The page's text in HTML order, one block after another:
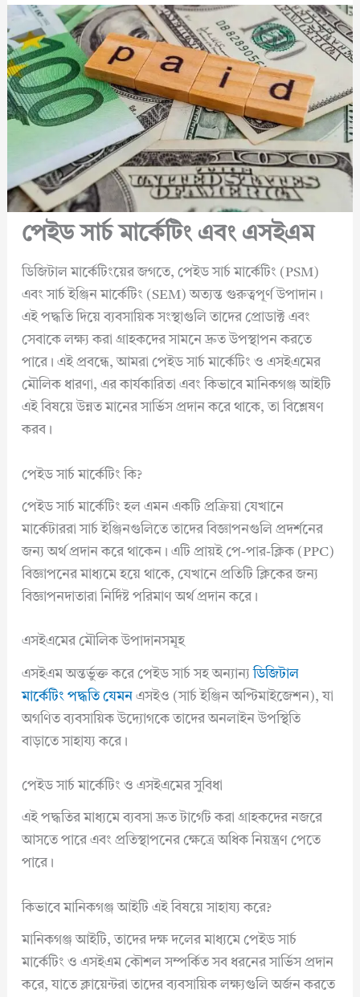
পেইড সার্চ মার্কেটিং এবং এসইএম
ডিজিটাল মার্কেটিংয়ের জগতে, পেইড সার্চ মার্কেটিং (PSM)
এবং সার্চ ইঞ্জিন মার্কেটিং (SEM) অত্যন্ত গুরুত্বপূর্ণ উপাদান।
এই পদ্ধতি দিয়ে ব্যবসায়িক সংস্থাগুলি তাদের প্রোডাক্ট এবং
সেবাকে লক্ষ্য করা গ্রাহকদের সামনে দ্রুত উপস্থাপন করতে
পারে। এই প্রবন্ধে, আমরা পেইড সার্চ মার্কেটিং ও এসইএমের
মৌলিক ধারণা, এর কার্যকারিতা এবং কিভাবে মানিকগঞ্জ আইটি
এই বিষয়ে উন্নত মানের সার্ভিস প্রদান করে থাকে, তা বিশ্লেষণ
করব।
পেইড সার্চ মার্কেটিং কি?
পেইড সার্চ মার্কেটিং হল এমন একটি প্রক্রিয়া যেখানে
মার্কেটাররা সার্চ ইঞ্জিনগুলিতে তাদের বিজ্ঞাপনগুলি প্রদর্শনের
জন্য অর্থ প্রদান করে থাকেন। এটি প্রায়ই পে-পার-ক্লিক (PPC)
বিজ্ঞাপনের মাধ্যমে হয়ে থাকে, যেখানে প্রতিটি ক্লিকের জন্য
বিজ্ঞাপনদাতারা নির্দিষ্ট পরিমাণ অর্থ প্রদান করে।
এসইএমের মৌলিক উপাদানসমূহ
এসইএম অন্তর্ভুক্ত করে পেইড সার্চ সহ অন্যান্যডিজিটাল
মার্কেটিং পদ্ধতি যেমনএসইও (সার্চ ইঞ্জিন অপ্টিমাইজেশন), যা
অগণিত ব্যবসায়িক উদ্যোগকে তাদের অনলাইন উপস্থিতি
বাড়াতে সাহায্য করে।
পেইড সার্চ মার্কেটিং ও এসইএমের সুবিধা
এই পদ্ধতির মাধ্যমে ব্যবসা দ্রুত টার্গেট করা গ্রাহকদের নজরে
আসতে পারে এবং প্রতিস্থাপনের ক্ষেত্রে অধিক নিয়ন্ত্রণ পেতে
পারে।
কিভাবে মানিকগঞ্জ আইটি এই বিষয়ে সাহায্য করে?
মানিকগঞ্জ আইটি, তাদের দক্ষ দলের মাধ্যমে পেইড সার্চ
মার্কেটিং ও এসইএম কৌশল সম্পর্কিত সব ধরনের সার্ভিস প্রদান
করে, যাতে ক্লায়েন্টরা তাদের ব্যবসায়িক লক্ষ্যগুলি অর্জন করতে